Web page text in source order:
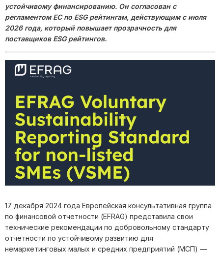
устойчивому финансированию. Он согласован с
регламентом ЕС по ESG рейтингам, действующим с июля
2026 года, который повышает прозрачность для
поставщиков ESG рейтингов.
17 декабря 2024 года Европейская консультативная группа
по финансовой отчетности (EFRAG) представила свои
технические рекомендации по добровольному стандарту
отчетности по устойчивому развитию для
немаркетинговых малых и средних предприятий (МСП) —